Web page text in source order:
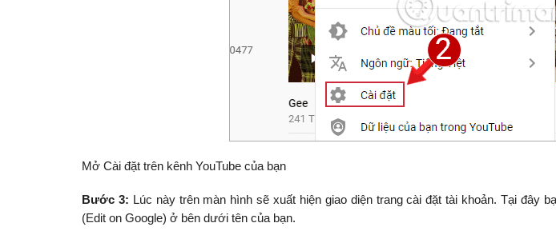
Mở Cài đặt trên kênh YouTube của bạn
Bước 3: Lúc này trên màn hình sẽ xuất hiện giao diện trang cài đặt tài khoản. Tại đây
(Edit on Google) ở bên dưới tên của bạn.